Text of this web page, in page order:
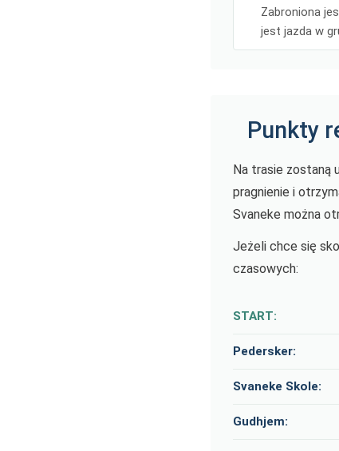
Zabroniona
jest jazda w
Punkty
Na trasie zostaną
pragnienie i
Svaneke można
Jeżeli chce się
czasowych:
START:
Pedersker:
Svaneke Skole:
Gudhjem: